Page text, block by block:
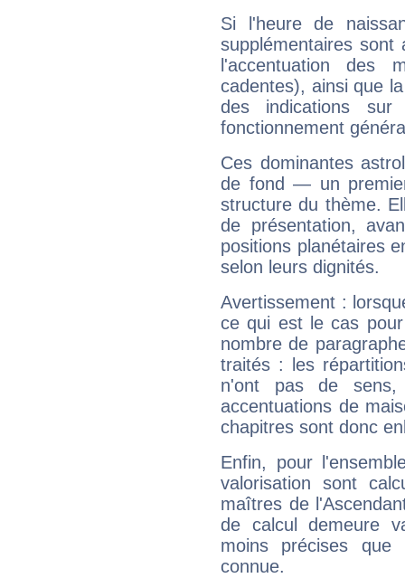
Si l'heure de
supplémentaires sont
l'accentuation des
cadentes), ainsi que
des indications sur
fonctionnement
Ces dominantes
de fond — un
structure du thème.
de présentation,
positions planétaires
selon leurs dignités.
Avertissement :
ce qui est le cas
nombre de
traités : les
n'ont pas de sens,
accentuations de
chapitres sont donc
Enfin, pour
valorisation sont
maîtres de
de calcul demeure
moins précises que
connue.